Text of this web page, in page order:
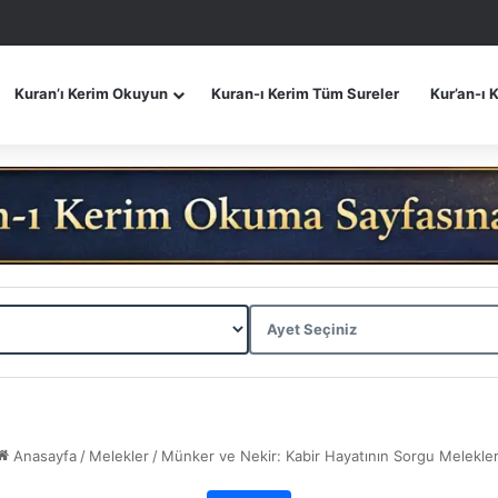
Kuran’ı Kerim Okuyun Kuran-ı Kerim Tüm Sureler Kur’an-ı
Anasayfa / Melekler / Münker ve Nekir: Kabir Hayatının Sorgu